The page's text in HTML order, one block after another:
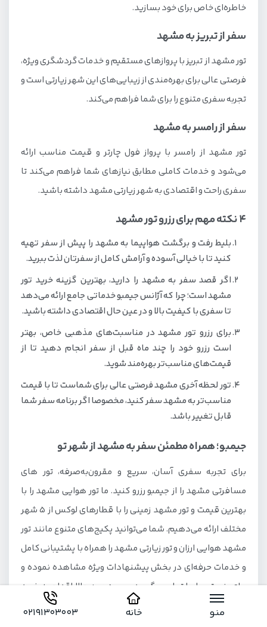
منو خانه 02191303003
خاطره‌ای خاص برای خود بسازید.
سفر از تبریز به مشهد
تور مشهد از تبریز با پروازهای مستقیم و خدمات گردشگری ویژه،
فرصتی عالی برای بهره‌مندی از زیبایی‌های این شهر زیارتی است و
تجربه سفری متنوع را برای شما فراهم می‌کند.
سفر از رامسر به مشهد
تور مشهد از رامسر با پرواز فول چارتر و قیمت مناسب ارائه
می‌شود و خدمات کاملی مطابق نیازهای شما فراهم می‌کند تا
سفری راحت و اقتصادی به شهر زیارتی مشهد داشته باشید.
4 نکته مهم برای رزرو تور مشهد
بلیط رفت و برگشت هواپیما به مشهد را پیش از سفر تهیه
کنید تا با خیالی آسوده و آرامش کامل از سفرتان لذت ببرید.
اگر قصد سفر به مشهد را دارید، بهترین گزینه خرید تور
مشهد است؛ چرا که آژانس جیمبو خدماتی جامع ارائه می‌دهد
تا سفری با کیفیت بالا و در عین حال اقتصادی داشته باشید.
برای رزرو تور مشهد در مناسبت‌های مذهبی خاص، بهتر
است رزرو خود را چند ماه قبل از سفر انجام دهید تا از
قیمت‌های مناسب‌تر بهره‌مند شوید.
تور لحظه آخری مشهد فرصتی عالی برای شماست تا با قیمت
مناسب‌تر به مشهد سفر کنید، مخصوصا اگر برنامه سفر شما
قابل تغییر باشد.
جیمبو؛ همراه مطمئن سفر به مشهد از شهر تو
برای تجربه سفری آسان، سریع و مقرون‌به‌صرفه، تور های
مسافرتی مشهد را از جیمبو رزرو کنید. ما تور هوایی مشهد را با
بهترین قیمت و تور مشهد زمینی را با قطارهای لوکس از ۵ شهر
مختلف ارائه می‌دهیم. شما می‌توانید پکیج‌های متنوع مانند تور
مشهد هوایی ارزان و تور زیارتی مشهد را همراه با پشتیبانی کامل
و خدمات حرفه‌ای در بخش پیشنهادات ویژه مشاهده نموده و
برای رزرو تور با ما تماس بگیرید. پس همین حالا اقدام به خرید
نمایید و بهترین تجربه سفر به مشهد را با ما رقم بزنید.